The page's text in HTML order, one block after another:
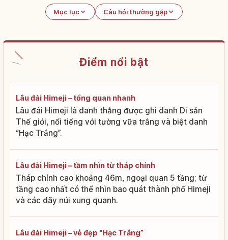
Mục lục Câu hỏi thường gặp
Điểm nổi bật
Lâu đài Himeji – tổng quan nhanh
Lâu đài Himeji là danh thắng được ghi danh Di sản
Thế giới, nổi tiếng với tường vữa trắng và biệt danh
“Hạc Trắng”.
Lâu đài Himeji – tầm nhìn từ tháp chính
Tháp chính cao khoảng 46m, ngoại quan 5 tầng; từ
tầng cao nhất có thể nhìn bao quát thành phố Himeji
và các dãy núi xung quanh.
Lâu đài Himeji – vẻ đẹp “Hạc Trắng”